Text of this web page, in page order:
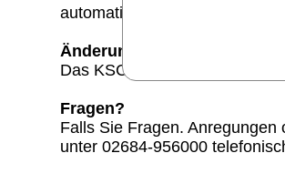
automatisch gelöscht.
Änderungen:
Das KSC Puderbach behält
Fragen?
Falls Sie Fragen.
unter 02684-956000